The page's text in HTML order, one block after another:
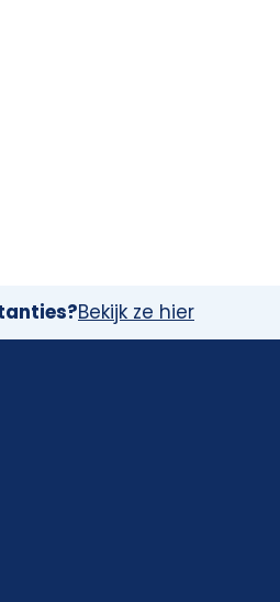
Bekijk ze hier